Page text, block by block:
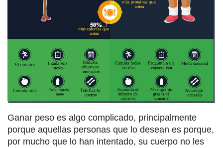
Ganar peso es algo complicado, principalmente
porque aquellas personas que lo desean es porque,
por mucho que lo han intentado, su cuerpo no les